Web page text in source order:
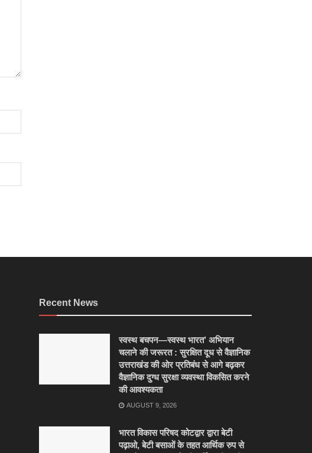
Recent News
स्वस्थ बचपन—स्वस्थ भारत’ अभियान
चलाने की जरूरत : सुरक्षित दूध से वैज्ञानिक
उत्तराखंड की ओर प्रतिबंध से आगे बढ़कर
वैज्ञानिक दुग्ध सुरक्षा व्यवस्था विकसित करने
की आवश्यकता
AUGUST 9, 2026
भारत विकास परिषद कोटद्वार द्वारा बेटी
पढ़ाओ, बेटी बसाओं के तहत आर्थिक रुप से